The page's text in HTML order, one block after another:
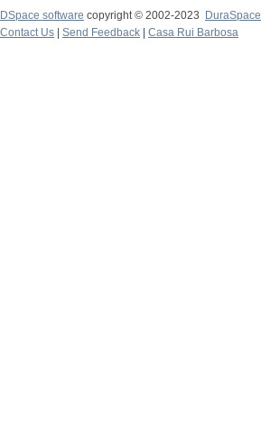
DSpace software copyright © 2002-2023
DuraSpace
Contact Us
Send Feedback Casa Rui Barbosa